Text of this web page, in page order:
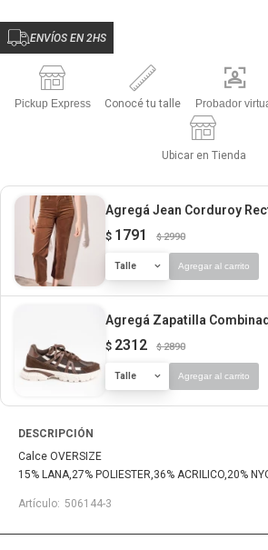
ENVÍOS EN 2HS
Pickup Express Conocé tu talle Probador
Ubicar en Tienda
Agregá Jean Corduroy
$ 1791 $ 2990
Talle Agregar al carrito
Agregá Zapatilla
$ 2312 $ 2890
Talle Agregar al carrito
DESCRIPCIÓN
Calce OVERSIZE
15% LANA,27% POLIESTER,36% ACRILICO,20%
506144-3